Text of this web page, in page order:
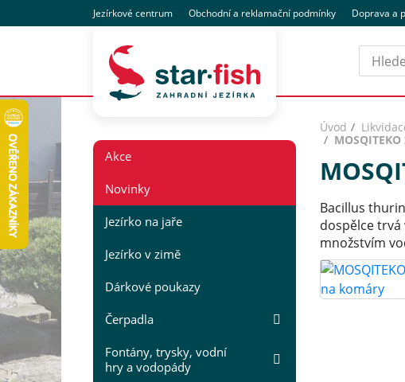
Jezírkové centrum Obchodnía reklamační podmínky Doprava a
Hledat
Akce
Novinky
Jezírko na jaře
Jezírko v zimě
Dárkové poukazy
Čerpadla
Fontány, trysky, vodní
hry a vodopády
Úvod
Bacillus
dospělce trvá
množstvím